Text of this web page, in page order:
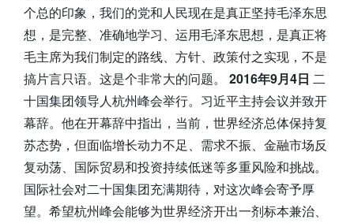
个总的印象，我们的党和人民现在是真正坚持毛泽东思
想，是完整、准确地学习、运用毛泽东思想，是真正将
毛主席为我们制定的路线、方针、政策付之实现，不是
搞片言只语。这是个非常大的问题。 2016年9月4日 二
十国集团领导人杭州峰会举行。习近平主持会议并致开
幕辞。他在开幕辞中指出，当前，世界经济总体保持复
苏态势，但面临增长动力不足、需求不振、金融市场反
复动荡、国际贸易和投资持续低迷等多重风险和挑战。
国际社会对二十国集团充满期待，对这次峰会寄予厚
望。希望杭州峰会能够为世界经济开出一剂标本兼治、